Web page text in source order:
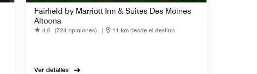
Fairfield by Marriott Inn & Suites Des Moines
Altoona
4.6 (724 opiniones) | 11 km desde el destino
Ver detalles